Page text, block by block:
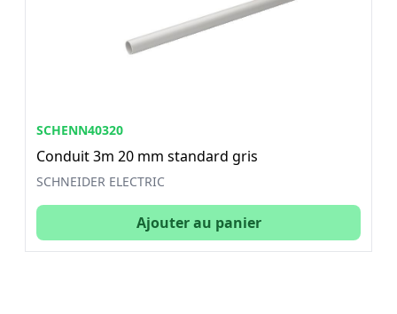
SCHENN40320
Conduit 3m 20 mm standard gris
SCHNEIDER ELECTRIC
Ajouter au panier